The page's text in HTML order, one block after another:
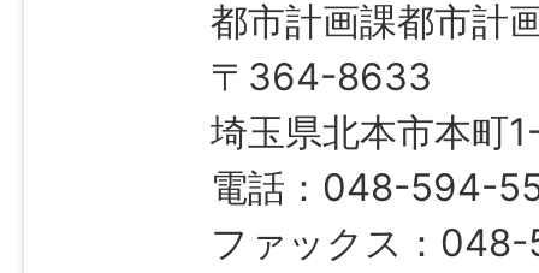
都市計画課都市計
〒364-8633
埼玉県北本市本町
電話：048-594-
ファックス：